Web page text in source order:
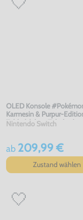
OLED Konsole
Karmesin & Purpur-
Tablet) (ohne Zubehör)
Nintendo Switch
ab 209,99 €
Zustand wählen